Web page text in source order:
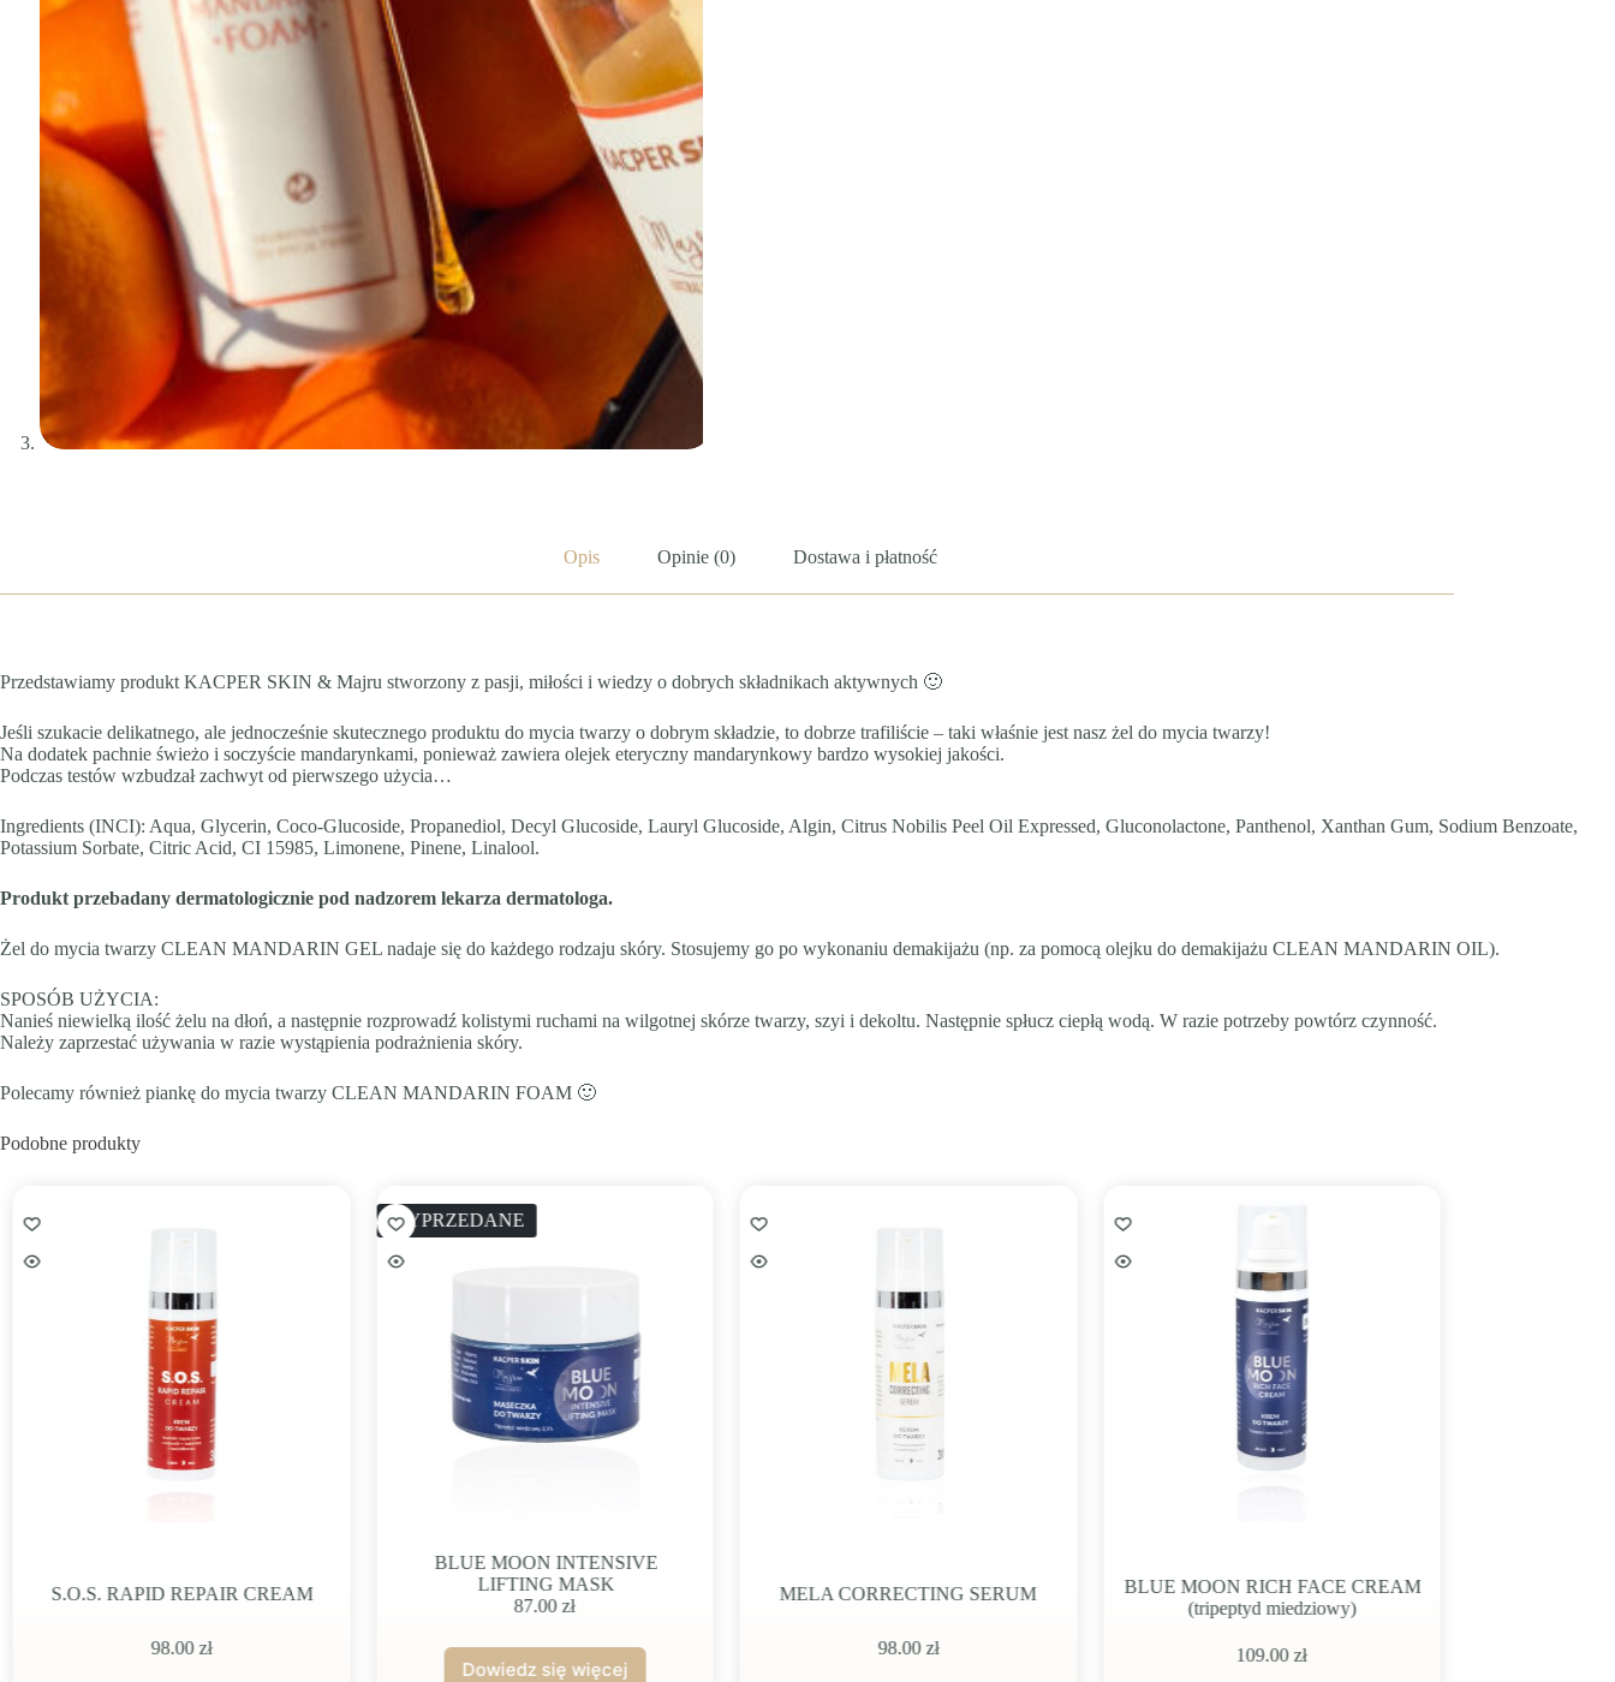
Opis Opinie (0) Dostawa i płatność
Przedstawiamy produkt KACPER SKIN & Majru stworzony z pasji, miłości i wiedzy o dobrych składnikach aktywnych 🙂
Jeśli szukacie delikatnego, ale jednocześnie skutecznego produktu do mycia twarzy o dobrym składzie, to dobrze trafiliście – taki właśnie jest nasz żel do mycia twarzy!
Na dodatek pachnie świeżo i soczyście mandarynkami, ponieważ zawiera olejek eteryczny mandarynkowy bardzo wysokiej jakości.
Podczas testów wzbudzał zachwyt od pierwszego użycia…
Ingredients (INCI): Aqua, Glycerin, Coco-Glucoside, Propanediol, Decyl Glucoside, Lauryl Glucoside, Algin, Citrus Nobilis Peel Oil Expressed, Gluconolactone, Panthenol, Xanthan Gum, Sodium Benzoate,
Potassium Sorbate, Citric Acid, CI 15985, Limonene, Pinene, Linalool.
Produkt przebadany dermatologicznie pod nadzorem lekarza dermatologa.
Żel do mycia twarzy CLEAN MANDARIN GEL nadaje się do każdego rodzaju skóry. Stosujemy go po wykonaniu demakijażu (np. za pomocą olejku do demakijażu CLEAN MANDARIN OIL).
SPOSÓB UŻYCIA:
Nanieś niewielką ilość żelu na dłoń, a następnie rozprowadź kolistymi ruchami na wilgotnej skórze twarzy, szyi i dekoltu. Następnie spłucz ciepłą wodą. W razie potrzeby powtórz czynność.
Należy zaprzestać używania w razie wystąpienia podrażnienia skóry.
Polecamy również piankę do mycia twarzy CLEAN MANDARIN FOAM 🙂
Podobne produkty
RAPID REPAIR CREAM
WYPRZEDANE
BLUE MOON INTENSIVE
LIFTING MASK
Dowiedz się więcej
MELA CORRECTING SERUM
BLUE MOON RICH FACE CREAM
(tripeptyd miedziowy)
BLUE MOON RICH